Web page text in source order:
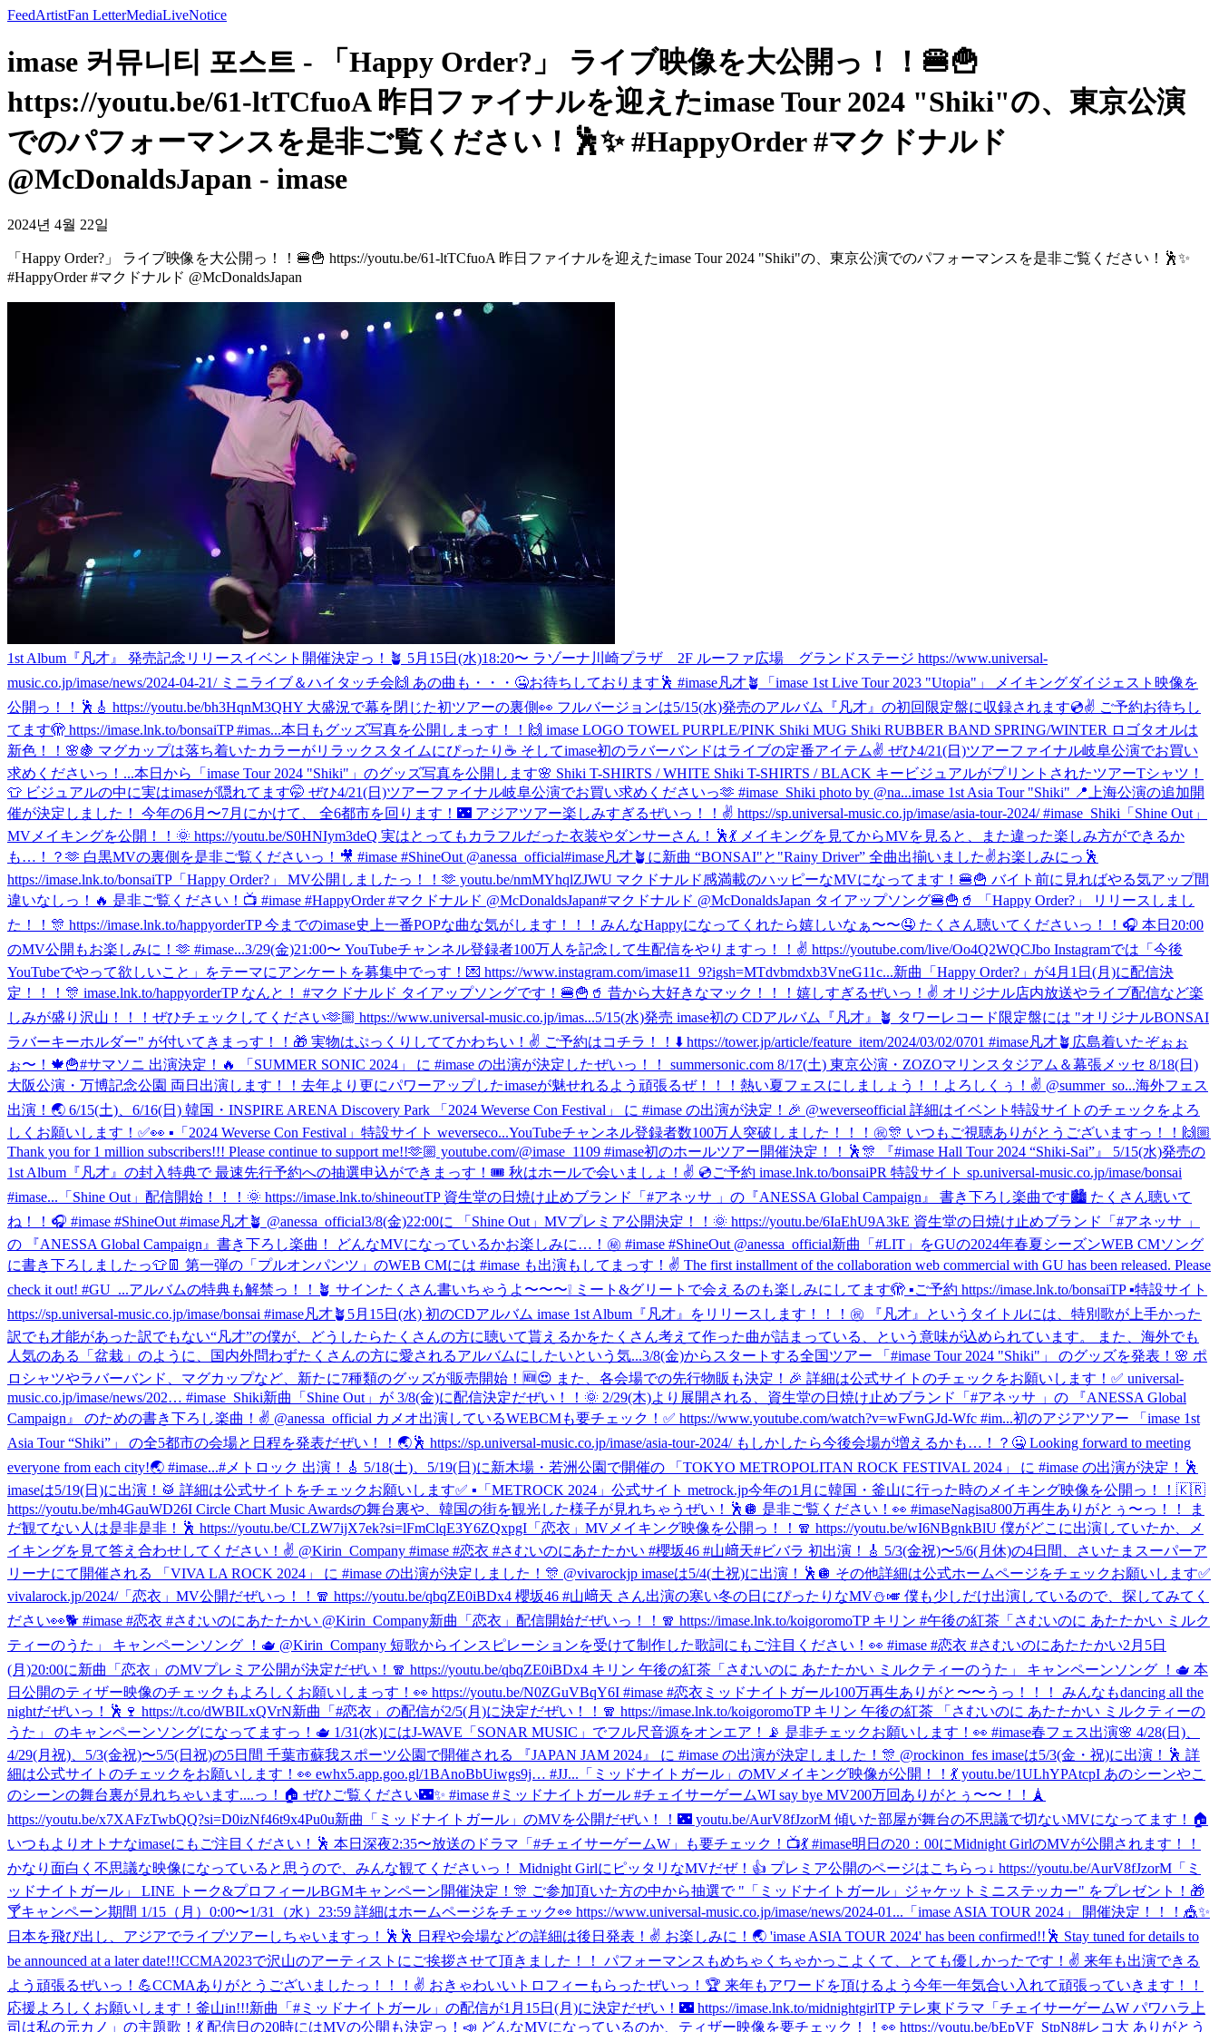
FeedArtistFan LetterMediaLiveNotice
imase 커뮤니티 포스트 - 「Happy Order?」 ライブ映像を大公開っ！！🍔🍟
https://youtu.be/61-ltTCfuoA 昨日ファイナルを迎えたimase Tour 2024 "Shiki"の、東京公演
でのパフォーマンスを是非ご覧ください！🕺✨ #HappyOrder #マクドナルド
@McDonaldsJapan - imase
2024년 4월 22일
「Happy Order?」 ライブ映像を大公開っ！！🍔🍟 https://youtu.be/61-ltTCfuoA 昨日ファイナルを迎えたimase Tour 2024 "Shiki"の、東京公演でのパフォーマンスを是非ご覧ください！🕺✨
#HappyOrder #マクドナルド @McDonaldsJapan
1st Album『凡才』 発売記念リリースイベント開催決定っ！🪴 5月15日(水)18:20〜 ラゾーナ川崎プラザ 2F ルーファ広場 グランドステージ https://www.universal-
music.co.jp/imase/news/2024-04-21/ ミニライブ＆ハイタッチ会🙌 あの曲も・・・🤐お待ちしております🕺 #imase凡才🪴
「imase 1st Live Tour 2023 "Utopia"」 メイキングダイジェスト映像を
公開っ！！🕺🎸 https://youtu.be/bh3HqnM3QHY 大盛況で幕を閉じた初ツアーの裏側👀 フルバージョンは5/15(水)発売のアルバム『凡才』の初回限定盤に収録されます💿✌️ ご予約お待ちし
てます🫣 https://imase.lnk.to/bonsaiTP #imas...本日もグッズ写真を公開しまっす！！🙌 imase LOGO TOWEL PURPLE/PINK Shiki MUG Shiki RUBBER BAND SPRING/WINTER ロゴタオルは
新色！！🌸🍇 マグカップは落ち着いたカラーがリラックスタイムにぴったり☕️ そしてimase初のラバーバンドはライブの定番アイテム✌️ ぜひ4/21(日)ツアーファイナル岐阜公演でお買い
求めくださいっ！...本日から「imase Tour 2024 "Shiki"」のグッズ写真を公開します🌸 Shiki T-SHIRTS / WHITE Shiki T-SHIRTS / BLACK キービジュアルがプリントされたツアーTシャツ！
👕 ビジュアルの中に実はimaseが隠れてます🤭 ぜひ4/21(日)ツアーファイナル岐阜公演でお買い求めくださいっ🫶 #imase_Shiki photo by @na...imase 1st Asia Tour "Shiki" 📍上海公演の追加開
催が決定しました！ 今年の6月〜7月にかけて、 全6都市を回ります！🌃 アジアツアー楽しみすぎるぜいっ！！✌️ https://sp.universal-music.co.jp/imase/asia-tour-2024/ #imase_Shiki 「Shine Out」
MVメイキングを公開！！🌞 https://youtu.be/S0HNIym3deQ 実はとってもカラフルだった衣装やダンサーさん！🕺💃 メイキングを見てからMVを見ると、また違った楽しみ方ができるか
も…！？🫶 白黒MVの裏側を是非ご覧くださいっ！🎥 #imase #ShineOut @anessa_official#imase凡才🪴に新曲 “BONSAI"と"Rainy Driver” 全曲出揃いました✌️お楽しみにっ🕺
https://imase.lnk.to/bonsaiTP 「Happy Order?」 MV公開しましたっ！！🫶 youtu.be/nmMYhqlZJWU マクドナルド感満載のハッピーなMVになってます！🍔🍟 バイト前に見ればやる気アップ間
違いなしっ！🔥 是非ご覧ください！📺 #imase #HappyOrder #マクドナルド @McDonaldsJapan#マクドナルド @McDonaldsJapan タイアップソング🍔🍟🥤 「Happy Order?」 リリースしまし
た！！🎊 https://imase.lnk.to/happyorderTP 今までのimase史上一番POPな曲な気がします！！！みんなHappyになってくれたら嬉しいなぁ〜〜🤤 たくさん聴いてくださいっ！！🎧 本日20:00
のMV公開もお楽しみに！🫶 #imase...3/29(金)21:00〜 YouTubeチャンネル登録者100万人を記念して生配信をやりますっ！！✌️ https://youtube.com/live/Oo4Q2WQCJbo Instagramでは「今後
YouTubeでやって欲しいこと」をテーマにアンケートを募集中でっす！💌 https://www.instagram.com/imase11_9?igsh=MTdvbmdxb3VneG11c...新曲「Happy Order?」が4月1日(月)に配信決
定！！！🎊 imase.lnk.to/happyorderTP なんと！ #マクドナルド タイアップソングです！🍔🍟🥤 昔から大好きなマック！！！嬉しすぎるぜいっ！✌️ オリジナル店内放送やライブ配信など楽
しみが盛り沢山！！！ぜひチェックしてください🫶🏼 https://www.universal-music.co.jp/imas...5/15(水)発売 imase初の CDアルバム『凡才』🪴 タワーレコード限定盤には "オリジナルBONSAI
ラバーキーホルダー" が付いてきまっす！！🎁 実物はぷっくりしててかわちい！✌️ ご予約はコチラ！！⬇️ https://tower.jp/article/feature_item/2024/03/02/0701 #imase凡才🪴 広島着いたぞぉぉ
ぉ〜！🍁🍟#サマソニ 出演決定！🔥 「SUMMER SONIC 2024」 に #imase の出演が決定したぜいっ！！ summersonic.com 8/17(土) 東京公演・ZOZOマリンスタジアム＆幕張メッセ 8/18(日)
大阪公演・万博記念公園 両日出演します！！去年より更にパワーアップしたimaseが魅せれるよう頑張るぜ！！！熱い夏フェスにしましょう！！よろしくぅ！✌️ @summer_so...海外フェス
出演！🌏 6/15(土)、6/16(日) 韓国・INSPIRE ARENA Discovery Park 「2024 Weverse Con Festival」 に #imase の出演が決定！🎉 @weverseofficial 詳細はイベント特設サイトのチェックをよろ
しくお願いします！✅👀 ▪「2024 Weverse Con Festival」特設サイト weverseco...YouTubeチャンネル登録者数100万人突破しました！！！㊗️🎊 いつもご視聴ありがとうございますっ！！🙌🏼
Thank you for 1 million subscribers!!! Please continue to support me!!🫶🏼 youtube.com/@imase_1109 #imase初のホールツアー開催決定！！🕺🎊 『#imase Hall Tour 2024 “Shiki-Sai”』 5/15(水)発売の
1st Album『凡才』の封入特典で 最速先行予約への抽選申込ができまっす！🎟 秋はホールで会いましょ！✌️ 💿ご予約 imase.lnk.to/bonsaiPR 特設サイト sp.universal-music.co.jp/imase/bonsai
#imase... 「Shine Out」配信開始！！！🌞 https://imase.lnk.to/shineoutTP 資生堂の日焼け止めブランド「#アネッサ 」の『ANESSA Global Campaign』 書き下ろし楽曲です🏙️ たくさん聴いて
ね！！🎧 #imase #ShineOut #imase凡才🪴 @anessa_official3/8(金)22:00に 「Shine Out」MVプレミア公開決定！！🌞 https://youtu.be/6IaEhU9A3kE 資生堂の日焼け止めブランド「#アネッサ 」
の 『ANESSA Global Campaign』書き下ろし楽曲！ どんなMVになっているかお楽しみに…！㊙️ #imase #ShineOut @anessa_official新曲「#LIT」をGUの2024年春夏シーズンWEB CMソング
に書き下ろしましたっ👕👖 第一弾の「プルオンパンツ」のWEB CMには #imase も出演もしてまっす！✌️ The first installment of the collaboration web commercial with GU has been released. Please
check it out! #GU_...アルバムの特典も解禁っ！！🪴 サインたくさん書いちゃうよ〜〜〜❕ ミート&グリートで会えるのも楽しみにしてます🫣 ▪️ご予約 https://imase.lnk.to/bonsaiTP ▪️特設サイト
https://sp.universal-music.co.jp/imase/bonsai #imase凡才🪴 5月15日(水) 初のCDアルバム imase 1st Album『凡才』をリリースします！！！㊗ 『凡才』というタイトルには、特別歌が上手かった
訳でも才能があった訳でもない“凡才”の僕が、どうしたらたくさんの方に聴いて貰えるかをたくさん考えて作った曲が詰まっている、という意味が込められています。 また、海外でも
人気のある「盆栽」のように、国内外問わずたくさんの方に愛されるアルバムにしたいという気...3/8(金)からスタートする全国ツアー 「#imase Tour 2024 "Shiki"」 のグッズを発表！🌸 ポ
ロシャツやラバーバンド、マグカップなど、新たに7種類のグッズが販売開始！🆕😍 また、各会場での先行物販も決定！🎉 詳細は公式サイトのチェックをお願いします！✅ universal-
music.co.jp/imase/news/202… #imase_Shiki新曲「Shine Out」が 3/8(金)に配信決定だぜい！！🌞 2/29(木)より展開される、資生堂の日焼け止めブランド「#アネッサ 」の 『ANESSA Global
Campaign』 のための書き下ろし楽曲！✌️ @anessa_official カメオ出演しているWEBCMも要チェック！✅ https://www.youtube.com/watch?v=wFwnGJd-Wfc #im...初のアジアツアー 「imase 1st
Asia Tour “Shiki”」 の全5都市の会場と日程を発表だぜい！！🌏🕺 https://sp.universal-music.co.jp/imase/asia-tour-2024/ もしかしたら今後会場が増えるかも…！？🤐 Looking forward to meeting
everyone from each city!🌏 #imase...#メトロック 出演！🎸 5/18(土)、5/19(日)に新木場・若洲公園で開催の 「TOKYO METROPOLITAN ROCK FESTIVAL 2024」 に #imase の出演が決定！🕺
imaseは5/19(日)に出演！🥁 詳細は公式サイトをチェックお願いします✅ ▪︎「METROCK 2024」公式サイト metrock.jp今年の1月に韓国・釜山に行った時のメイキング映像を公開っ！！🇰🇷
https://youtu.be/mh4GauWD26I Circle Chart Music Awardsの舞台裏や、韓国の街を観光した様子が見れちゃうぜい！🕺🪩 是非ご覧ください！👀 #imaseNagisa800万再生ありがとぅ〜っ！！ ま
だ観てない人は是非是非！🕺 https://youtu.be/CLZW7ijX7ek?si=lFmClqE3Y6ZQxpgI 「恋衣」MVメイキング映像を公開っ！！🧣 https://youtu.be/wI6NBgnkBlU 僕がどこに出演していたか、メ
イキングを見て答え合わせしてください！✌️ @Kirin_Company #imase #恋衣 #さむいのにあたたかい #櫻坂46 #山﨑天#ビバラ 初出演！🎸 5/3(金祝)〜5/6(月休)の4日間、さいたまスーパーア
リーナにて開催される 「VIVA LA ROCK 2024」 に #imase の出演が決定しました！🎊 @vivarockjp imaseは5/4(土祝)に出演！🕺🪩 その他詳細は公式ホームページをチェックお願いします✅
vivalarock.jp/2024/「恋衣」MV公開だぜいっ！！🧣 https://youtu.be/qbqZE0iBDx4 櫻坂46 #山﨑天 さん出演の寒い冬の日にぴったりなMV⛄️🎺 僕も少しだけ出演しているので、探してみてく
ださい👀🐕 #imase #恋衣 #さむいのにあたたかい @Kirin_Company新曲「恋衣」配信開始だぜいっ！！🧣 https://imase.lnk.to/koigoromoTP キリン #午後の紅茶「さむいのに あたたかい ミルク
ティーのうた」 キャンペーンソング ！🫖 @Kirin_Company 短歌からインスピレーションを受けて制作した歌詞にもご注目ください！👀 #imase #恋衣 #さむいのにあたたかい2月5日
(月)20:00に新曲「恋衣」のMVプレミア公開が決定だぜい！🧣 https://youtu.be/qbqZE0iBDx4 キリン 午後の紅茶「さむいのに あたたかい ミルクティーのうた」 キャンペーンソング ！🫖 本
日公開のティザー映像のチェックもよろしくお願いしまっす！👀 https://youtu.be/N0ZGuVBqY6I #imase #恋衣 ミッドナイトガール100万再生ありがと〜〜うっ！！！ みんなもdancing all the
nightだぜいっ！🕺🍷 https://t.co/dWBILxQVrN新曲「#恋衣」の配信が2/5(月)に決定だぜい！！🧣 https://imase.lnk.to/koigoromoTP キリン 午後の紅茶 「さむいのに あたたかい ミルクティーの
うた」 のキャンペーンソングになってますっ！🫖 1/31(水)にはJ-WAVE「SONAR MUSIC」でフル尺音源をオンエア！📡 是非チェックお願いします！👀 #imase春フェス出演🌸 4/28(日)、
4/29(月祝)、5/3(金祝)〜5/5(日祝)の5日間 千葉市蘇我スポーツ公園で開催される 『JAPAN JAM 2024』 に #imase の出演が決定しました！🎊 @rockinon_fes imaseは5/3(金・祝)に出演！🕺 詳
細は公式サイトのチェックをお願いします！👀 ewhx5.app.goo.gl/1BAnoBbUiwgs9j… #JJ... 「ミッドナイトガール」のMVメイキング映像が公開！！💃 youtu.be/1ULhYPAtcpI あのシーンやこ
のシーンの舞台裏が見れちゃいます....っ！🏠 ぜひご覧ください🌃✨ #imase #ミッドナイトガール #チェイサーゲームWI say bye MV200万回ありがとぅ〜〜！！🗼
https://youtu.be/x7XAFzTwbQQ?si=D0izNf46t9x4Pu0u新曲「ミッドナイトガール」のMVを公開だぜい！！🌃 youtu.be/AurV8fJzorM 傾いた部屋が舞台の不思議で切ないMVになってます！🏠
いつもよりオトナなimaseにもご注目ください！🕺 本日深夜2:35〜放送のドラマ「#チェイサーゲームW」も要チェック！📺💃 #imase明日の20：00にMidnight GirlのMVが公開されます！！
かなり面白く不思議な映像になっていると思うので、みんな観てくださいっ！ Midnight GirlにピッタリなMVだぜ！👍 プレミア公開のページはこちらっ↓ https://youtu.be/AurV8fJzorM 「ミ
ッドナイトガール」 LINE トーク&プロフィールBGMキャンペーン開催決定！🎊 ご参加頂いた方の中から抽選で "「ミッドナイトガール」ジャケットミニステッカー" をプレゼント！🎁
🍸キャンペーン期間 1/15（月）0:00〜1/31（水）23:59 詳細はホームページをチェック👀 https://www.universal-music.co.jp/imase/news/2024-01... 「imase ASIA TOUR 2024」 開催決定！！！🎪✨
日本を飛び出し、アジアでライブツアーしちゃいますっ！🕺🕺 日程や会場などの詳細は後日発表！✌️ お楽しみに！🌏 'imase ASIA TOUR 2024' has been confirmed!!🕺 Stay tuned for details to
be announced at a later date!!!CCMA2023で沢山のアーティストにご挨拶させて頂きました！！ パフォーマンスもめちゃくちゃかっこよくて、とても優しかったです！✌️ 来年も出演できる
よう頑張るぜいっ！💪CCMAありがとうございましたっ！！！✌️ おきゃわいいトロフィーもらったぜいっ！🏆 来年もアワードを頂けるよう今年一年気合い入れて頑張っていきます！！
応援よろしくお願いします！ 釜山in!!!新曲「#ミッドナイトガール」の配信が1月15日(月)に決定だぜい！🌃 https://imase.lnk.to/midnightgirlTP テレ東ドラマ「チェイサーゲームW パワハラ上
司は私の元カノ」の主題歌！💃 配信日の20時にはMVの公開も決定っ！📣 どんなMVになっているのか、ティザー映像を要チェック！！👀 https://youtu.be/bEpVF_StpN8#レコ大 ありがとう